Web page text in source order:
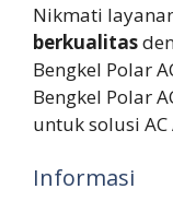
Nikmati
berkualitas
Bengkel Polar
Bengkel Polar
untuk solusi
Informasi